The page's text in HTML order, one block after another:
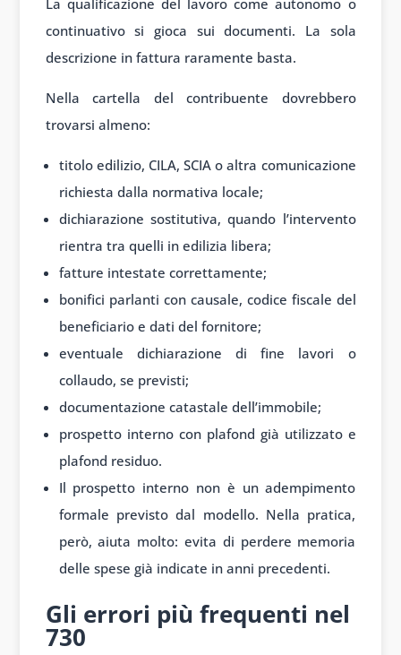
La qualificazione del lavoro come autonomo o
continuativo si gioca sui documenti. La sola
descrizione in fattura raramente basta.
Nella cartella del contribuente dovrebbero
trovarsi almeno:
titolo edilizio, CILA, SCIA o altra comunicazione
richiesta dalla normativa locale;
dichiarazione sostitutiva, quando l’intervento
rientra tra quelli in edilizia libera;
fatture intestate correttamente;
bonifici parlanti con causale, codice fiscale del
beneficiario e dati del fornitore;
eventuale dichiarazione di fine lavori o
collaudo, se previsti;
documentazione catastale dell’immobile;
prospetto interno con plafond già utilizzato e
plafond residuo.
Il prospetto interno non è un adempimento
formale previsto dal modello. Nella pratica,
però, aiuta molto: evita di perdere memoria
delle spese già indicate in anni precedenti.
Gli errori più frequenti nel
730